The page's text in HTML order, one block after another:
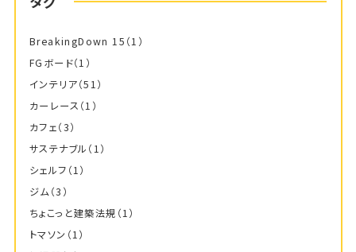
BreakingDown 15 （1）
FGボード（1）
インテリア（51）
カーレース （1）
カフェ（3）
サステナブル （1）
シェルフ （1）
ジム （3）
ちょこっと建築法規 （1）
トマソン （1）